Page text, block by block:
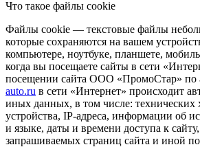
Что такое файлы cookie
Файлы cookie — текстовые файлы
которые сохраняются на вашем
компьютере, ноутбуке, планшете,
когда вы посещаете сайты в сети
посещении сайта ООО «ПромоСтар» по
auto.ru в сети «Интернет» происходит
иных данных, в том числе: технических
устройства, IP-адреса, информации об
и языке, даты и времени доступа к сайту,
запрашиваемых страниц сайта и иной